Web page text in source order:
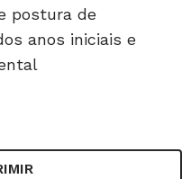
postura de
anos iniciais e